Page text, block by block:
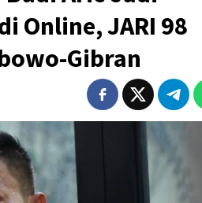
Online, JARI 98
Gibran